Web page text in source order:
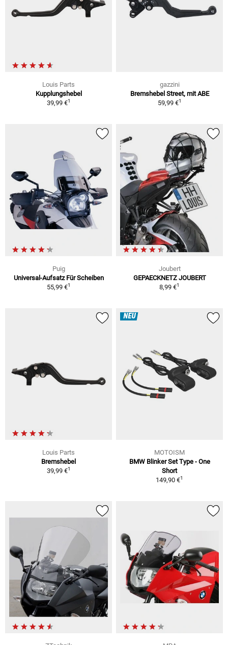
Louis Parts
Kupplungshebel
39,99 €1
gazzini
Bremshebel Street, mit ABE
59,99 €1
Puig
Universal-Aufsatz Für Scheiben
55,99 €1
Joubert
GEPAECKNETZ JOUBERT
8,99 €1
Louis Parts
Bremshebel
39,99 €1
NEU
MOTOISM
BMW Blinker Set Type - One
Short
149,90 €1